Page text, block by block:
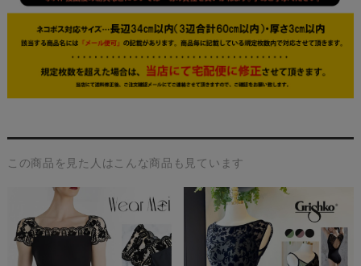
この商品を見た人はこんな商品も見ています